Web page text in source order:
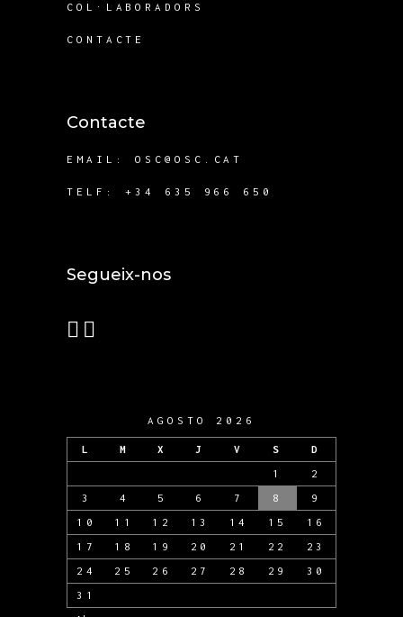
COL·LABORADORS
CONTACTE
Contacte
EMAIL:OSC@OSC.CAT
TELF: +34 635 966 650
Segueix-nos
AGOSTO 2026
L M X J V S D
1 2
3 4 5 6 7 8 9
10 11 12 13 14 15 16
17 18 19 20 21 22 23
24 25 26 27 28 29 30
31